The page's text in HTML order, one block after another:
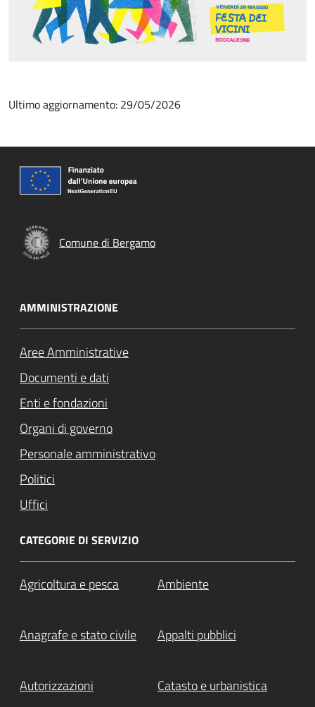
Ultimo aggiornamento: 29/05/2026
Comune di Bergamo
AMMINISTRAZIONE
Aree Amministrative
Documenti e dati
Enti e fondazioni
Organi di governo
Personale amministrativo
Politici
Uffici
CATEGORIE DI SERVIZIO
Agricoltura e pesca Ambiente
Anagrafe e stato civile Appalti pubblici
Autorizzazioni Catasto e urbanistica